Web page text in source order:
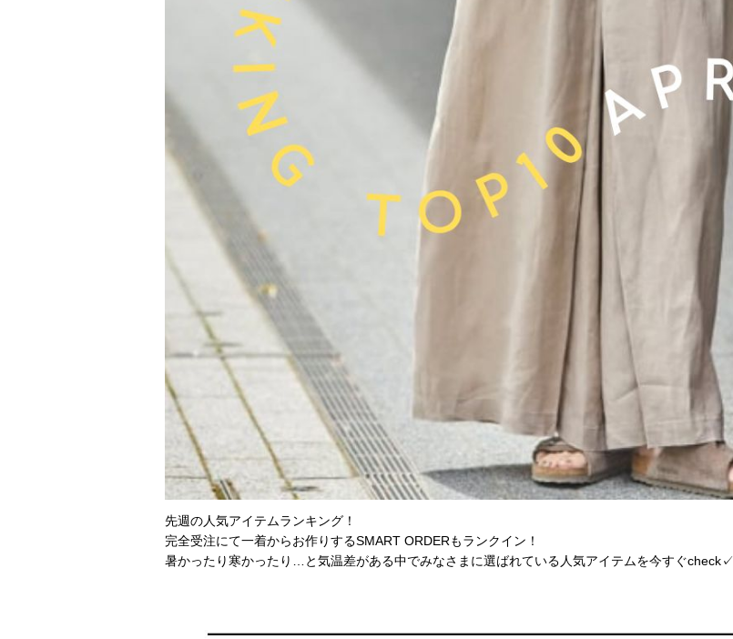
先週の人気アイテムランキング！
完全受注にて一着からお作りするSMART ORDERもランクイン！
暑かったり寒かったり…と気温差がある中でみなさまに選ばれている人気アイテムを今すぐcheck✓